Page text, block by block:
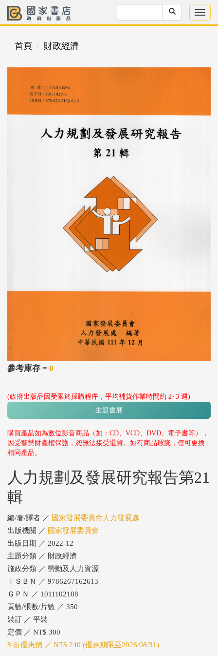
首頁 財政經濟
參考庫存 = 0
(政府出版品因受限於採購程序，平均補貨作業時間約 2~3 週)
主題書展
購買產品如為數位影音商品（如：CD、VCD、DVD、電子書等），
因受智慧財產權保護，恕無法接受退貨。如有商品瑕疵，僅可更換
相同產品。
人力規劃及發展研究報告第21
輯
編/著/譯者 ／ 國家發展委員會人力發展處
出版機關 ／ 國家發展委員會
出版日期 ／ 2022-12
主題分類 ／ 財政經濟
施政分類 ／ 勞動及人力資源
ＩＳＢＮ ／ 9786267162613
ＧＰＮ ／ 1011102108
頁數/張數/片數 ／ 350
裝訂 ／ 平裝
定價 ／ NT$ 300
8 折優惠價 ／ NT$ 240 (優惠期限至2026/08/31)